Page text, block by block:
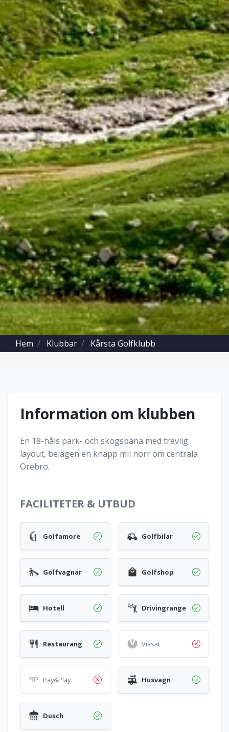
Hem Klubbar Kårsta Golfklubb
Information om klubben
En 18-håls park- och skogsbana med trevlig
layout, belägen en knapp mil norr om centrala
Örebro.
FACILITETER & UTBUD
Golfamore Golfbilar
Golfvagnar Golfshop
Hotell Drivingrange
Restaurang Viasat
Pay&Play Husvagn
Dusch